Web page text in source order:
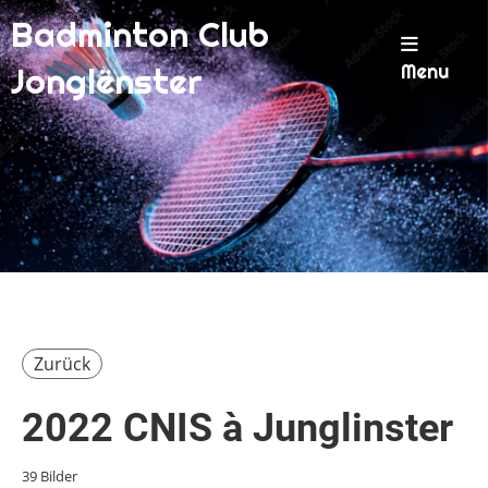
Badminton Club
Jonglënster
Menu
Zurück
2022 CNIS à Junglinster
39 Bilder